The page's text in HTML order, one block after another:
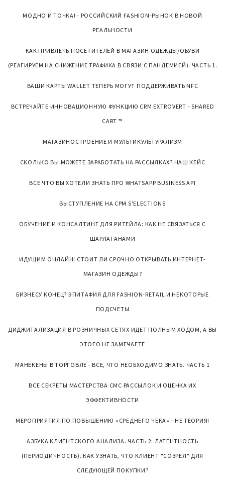
МОДНО И ТОЧКА! - РОССИЙСКИЙ FASHION-РЫНОК В НОВОЙ
РЕАЛЬНОСТИ
КАК ПРИВЛЕЧЬ ПОСЕТИТЕЛЕЙ В МАГАЗИН ОДЕЖДЫ/ОБУВИ
(РЕАГИРУЕМ НА СНИЖЕНИЕ ТРАФИКА В СВЯЗИ С ПАНДЕМИЕЙ). ЧАСТЬ 1.
ВАШИ КАРТЫ WALLET ТЕПЕРЬ МОГУТ ПОДДЕРЖИВАТЬ NFC
ВСТРЕЧАЙТЕ ИННОВАЦИОННУЮ ФУНКЦИЮ CRM EXTROVERT - SHARED
CART ™
МАГАЗИНОСТРОЕНИЕ И МУЛЬТИКУЛЬТУРАЛИЗМ
СКОЛЬКО ВЫ МОЖЕТЕ ЗАРАБОТАТЬ НА РАССЫЛКАХ? НАШ КЕЙС
ВСЕ ЧТО ВЫ ХОТЕЛИ ЗНАТЬ ПРО WHATSAPP BUSINESS API
ВЫСТУПЛЕНИЕ НА CPM S'ELECTIONS
ОБУЧЕНИЕ И КОНСАЛТИНГ ДЛЯ РИТЕЙЛА: КАК НЕ СВЯЗАТЬСЯ С
ШАРЛАТАНАМИ
ИДУЩИМ ОНЛАЙН! СТОИТ ЛИ СРОЧНО ОТКРЫВАТЬ ИНТЕРНЕТ-
МАГАЗИН ОДЕЖДЫ?
БИЗНЕСУ КОНЕЦ? ЭПИТАФИЯ ДЛЯ FASHION-RETAIL И НЕКОТОРЫЕ
ПОДСЧЕТЫ
ДИДЖИТАЛИЗАЦИЯ В РОЗНИЧНЫХ СЕТЯХ ИДЕТ ПОЛНЫМ ХОДОМ, А ВЫ
ЭТОГО НЕ ЗАМЕЧАЕТЕ
МАНЕКЕНЫ В ТОРГОВЛЕ - ВСЕ, ЧТО НЕОБХОДИМО ЗНАТЬ. ЧАСТЬ 1
ВСЕ СЕКРЕТЫ МАСТЕРСТВА СМС РАССЫЛОК И ОЦЕНКА ИХ
ЭФФЕКТИВНОСТИ
МЕРОПРИЯТИЯ ПО ПОВЫШЕНИЮ «СРЕДНЕГО ЧЕКА» - НЕ ТЕОРИЯ!
АЗБУКА КЛИЕНТСКОГО АНАЛИЗА. ЧАСТЬ 2: ЛАТЕНТНОСТЬ
(ПЕРИОДИЧНОСТЬ). КАК УЗНАТЬ, ЧТО КЛИЕНТ "СОЗРЕЛ" ДЛЯ
СЛЕДУЮЩЕЙ ПОКУПКИ?